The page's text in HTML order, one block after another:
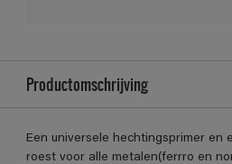
Productomschrijving
Een universele hechtingsprimer en
roest voor alle metalen(ferrro en